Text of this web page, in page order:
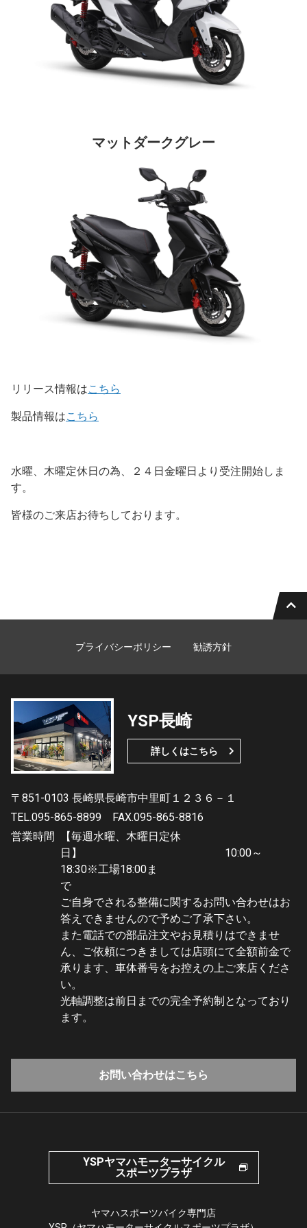
マットダークグレー
リリース情報はこちら
製品情報はこちら
水曜、木曜定休日の為、２４日金曜日より受注開始しま
す。
皆様のご来店お待ちしております。
プライバシーポリシー 勧誘方針
YSP長崎
詳しくはこちら
〒851-0103 長崎県長崎市中里町１２３６－１
TEL.095-865-8899
FAX.095-865-8816
営業時間
【毎週水曜、木曜日定休
日】 10:00～
18:30※工場18:00ま
で
ご自身でされる整備に関するお問い合わせはお
答えできませんので予めご了承下さい。
また電話での部品注文やお見積りはできませ
ん、ご依頼につきましては店頭にて全額前金で
承ります、車体番号をお控えの上ご来店くださ
い。
光軸調整は前日までの完全予約制となっており
ます。
お問い合わせはこちら
YSPヤマハモーターサイクル
スポーツプラザ
ヤマハスポーツバイク専門店